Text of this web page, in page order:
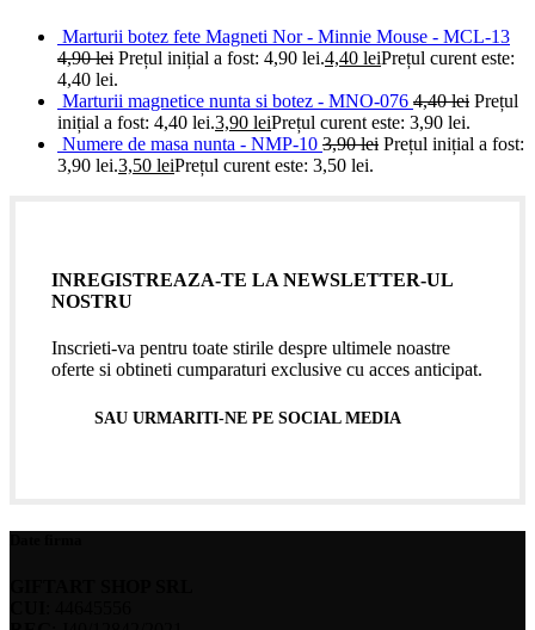
Marturii botez fete Magneti Nor - Minnie Mouse - MCL-13
4,90lei Prețul inițial a fost: 4,90 lei.4,40 leiPrețul curent este:
4,40 lei.
Marturii magnetice nunta si botez - MNO-076 4,40lei Prețul
inițial a fost: 4,40 lei.3,90 leiPrețul curent este: 3,90 lei.
Numere de masa nunta - NMP-10 3,90lei Prețul inițial a fost:
3,90 lei.3,50 leiPrețul curent este: 3,50 lei.
INREGISTREAZA-TE LA NEWSLETTER-UL
NOSTRU
Inscrieti-va pentru toate stirile despre ultimele noastre
oferte si obtineti cumparaturi exclusive cu acces anticipat.
SAU URMARITI-NE PE SOCIAL MEDIA